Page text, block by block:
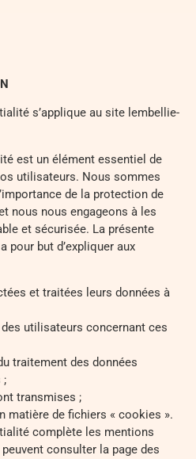
s’applique au site lembellie-
est un élément essentiel de
utilisateurs. Nous sommes
de la protection de
nous nous engageons à les
et sécurisée. La présente
pour but d’expliquer aux
et traitées leurs données à
utilisateurs concernant ces
traitement des données
;
transmises ;
matière de fichiers « cookies ».
complète les mentions
consulter la page des